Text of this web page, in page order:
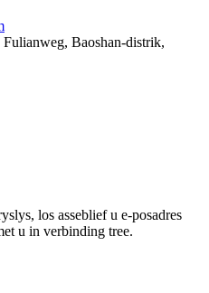
Baoshan-distrik,
los asseblief u e-posadres
u in verbinding tree.